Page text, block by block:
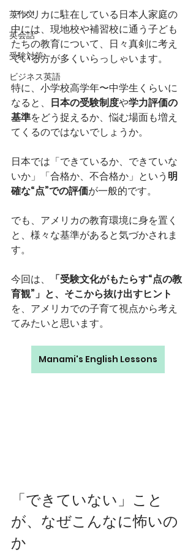
英作文
英会話
受験対策
ビジネス英語
アメリカに駐在している日本人家庭の
中には、現地校や補習校に通う子ども
たちの教育について、日々真剣に考え
ている方が多くいらっしゃいます。
特に、小学校高学年〜中学生くらいに
なると、 日本の受験制度や学力評価の
基準をどう捉えるか、悩む場面も増え
てくるのではないでしょうか。
日本では「できているか、できていな
いか」「合格か、不合格か」という 明
確な“点”での評価が一般的です。
でも、アメリカの教育環境に身を置く
と、様々な基準があると気づかされま
す。
今回は、
「受験文化がもたらす“点の教
育観”」と、そこから抜け出すヒント
を、アメリカでの子育て視点から考え
てみたいと思います。
Manami's English Lessons
「できていない」こと
が、なぜこんなに怖いの
か